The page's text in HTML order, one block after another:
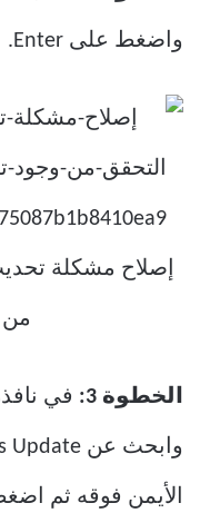
واضغط على Enter.
الخطوة 3: في